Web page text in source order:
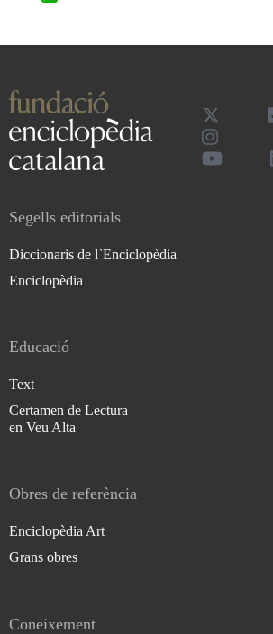
Segells editorials
Diccionaris de l`Enciclopèdia
Enciclopèdia
Educació
Text
Certamen de Lectura
en Veu Alta
Obres de referència
Enciclopèdia Art
Grans obres
Coneixement